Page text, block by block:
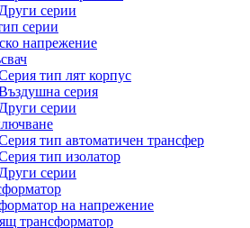
Други серии
серии
напрежение
тип лят корпус
серия
Други серии
тип автоматичен трансфер
тип изолатор
Други серии
на напрежение
трансформатор